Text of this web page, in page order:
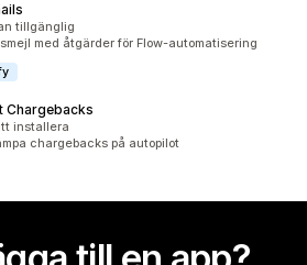
tillgänglig
med åtgärder för Flow-automatisering
Chargebacks
installera
chargebacks på autopilot